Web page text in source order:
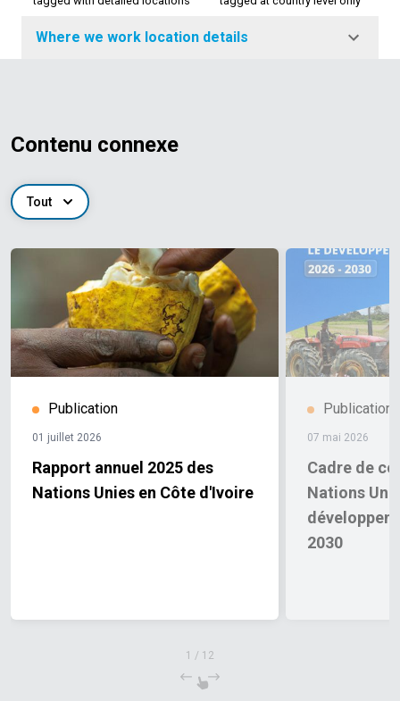
Where we work location details
Contenu connexe
Tout
Publication
01 juillet 2026
Rapport annuel 2025 des
Nations Unies en Côte d'Ivoire
Publication
07 mai 2026
Cadre de
Nations
2030
1 / 12